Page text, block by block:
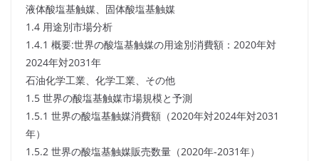
液体酸塩基触媒、固体酸塩基触媒
1.4 用途別市場分析
1.4.1 概要:世界の酸塩基触媒の用途別消費額：2020年対
2024年対2031年
石油化学工業、化学工業、その他
1.5 世界の酸塩基触媒市場規模と予測
1.5.1 世界の酸塩基触媒消費額（2020年対2024年対2031
年）
1.5.2 世界の酸塩基触媒販売数量（2020年-2031年）